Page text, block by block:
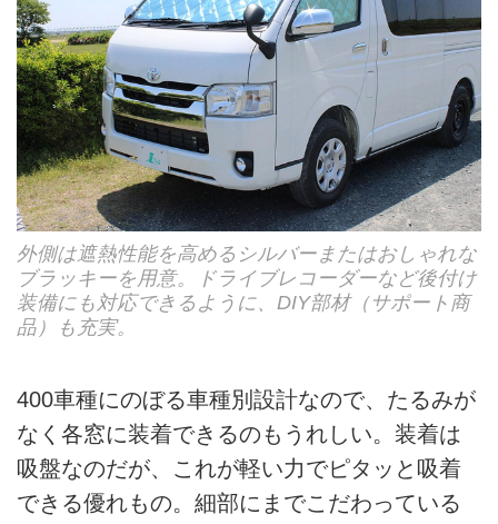
外側は遮熱性能を高めるシルバーまたはおしゃれな
ブラッキーを用意。ドライブレコーダーなど後付け
装備にも対応できるように、DIY部材（サポート商
品）も充実。
400車種にのぼる車種別設計なので、たるみが
なく各窓に装着できるのもうれしい。装着は
吸盤なのだが、これが軽い力でピタッと吸着
できる優れもの。細部にまでこだわっている